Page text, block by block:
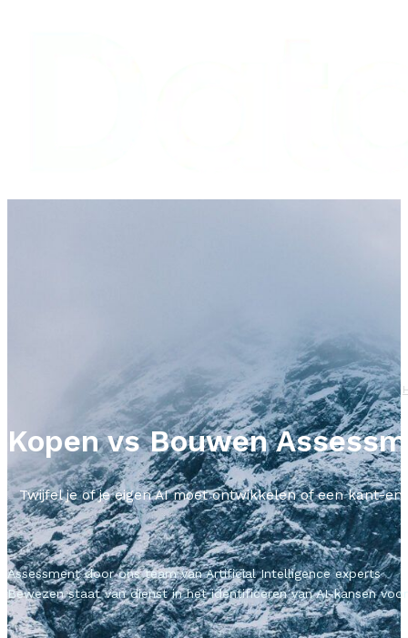
Kopen vs Bouwen
Twijfel je of je eigen AI moet ontwikkelen of een kant-
Assessment door ons team van Artificial Intelligence experts
Bewezen staat van dienst in het identificeren van AI-kansen